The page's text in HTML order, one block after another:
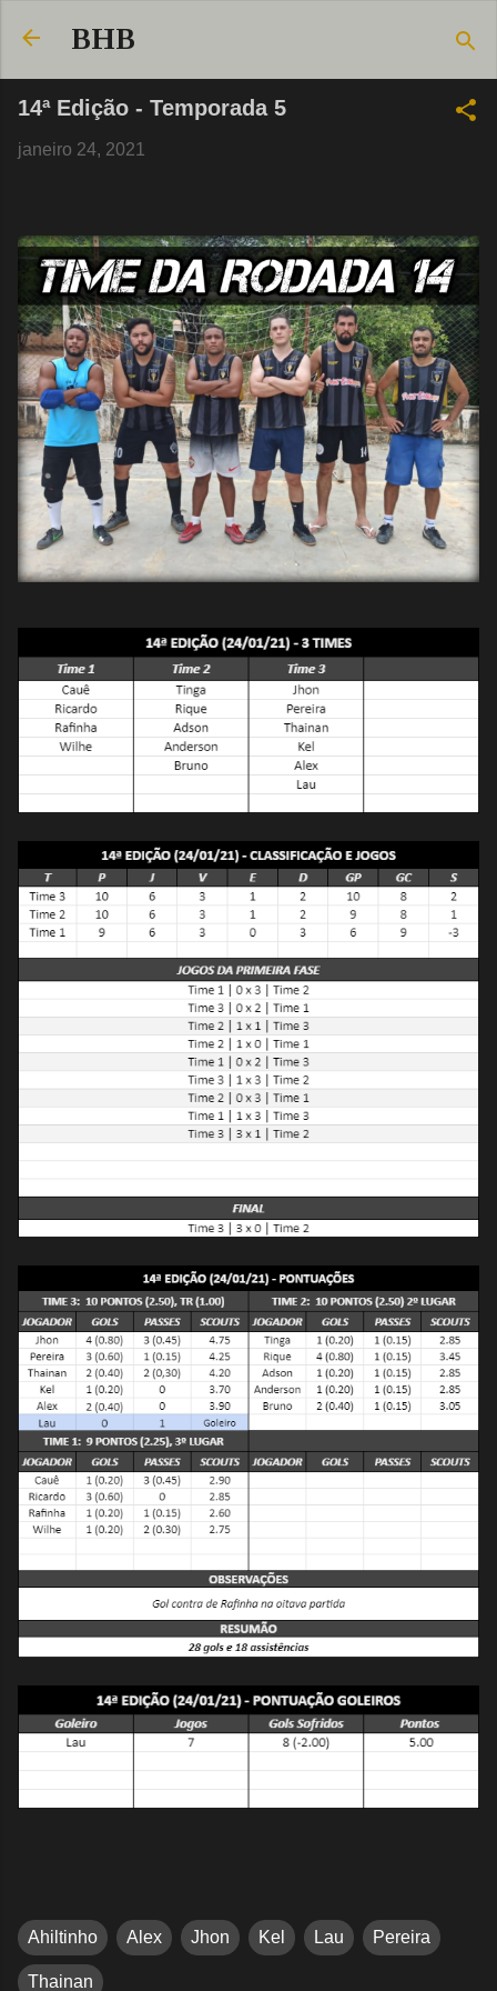
Pular para o conteúdo principal
BHB
14ª Edição - Temporada 5
janeiro 24, 2021
Ahiltinho Alex Jhon Kel Lau Pereira
Thainan